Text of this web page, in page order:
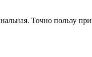
Точно пользу